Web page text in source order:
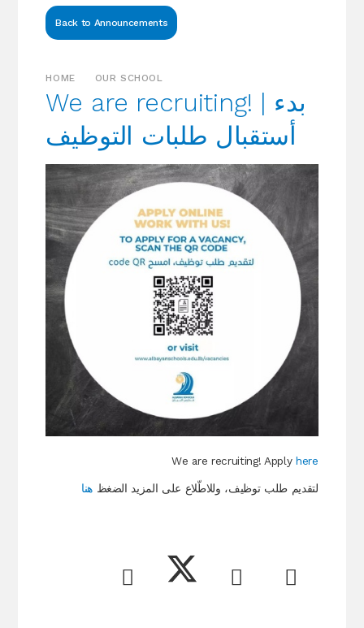
Back to Announcements
HOME OUR SCHOOL
We are recruiting! | بدء
أستقبال طلبات التوظيف
We are recruiting! Apply here
لتقديم طلب توظيف، وللاطّلاع على المزيد الضغظهنا